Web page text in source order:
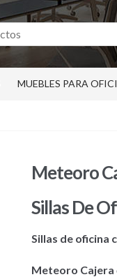
MUEBLES PARA
Meteoro
Sillas De
Sillas de oficina
Meteoro Cajera